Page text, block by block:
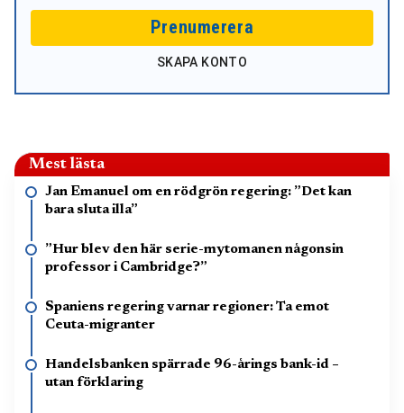
Prenumerera
SKAPA KONTO
Mest lästa
Jan Emanuel om en rödgrön regering: ”Det kan
bara sluta illa”
”Hur blev den här serie-mytomanen någonsin
professor i Cambridge?”
Spaniens regering varnar regioner: Ta emot
Ceuta-migranter
Handelsbanken spärrade 96-årings bank-id –
utan förklaring